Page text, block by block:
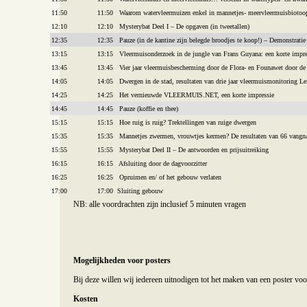
11:50
11:50 Waarom watervleermuizen enkel in mannetjes-
12:10
12:10 Mysterybat Deel I – De opgaven (in tweetallen)
12:35
12:35 Pauze (in de kantine zijn belegde broodjes te koop!) –
13:15
13:15 Vleermuisonderzoek in de jungle van Frans Guyana: een korte
13:45
13:45 Vier jaar vleermuisbescherming door de Flora- en Founawet door de
14:05
14:05 Dwergen in de stad, resultaten van drie jaar vleermuismonitoring
14:25
14:25 Het vernieuwde VLEERMUIS.NET, een korte impressie
14:45
14:45 Pauze (koffie en thee)
15:15
15:15 Hoe ruig is ruig? Trektellingen van ruige dwergen
15:35
15:35 Mannetjes zwermen, vrouwtjes kermen? De resultaten van 66
15:55
15:55 Mysterybat Deel II – De antwoorden en prijsuitreiking
16:15
16:15 Afsluiting door de dagvoorzitter
16:25
16:25 Opruimen en/ of het gebouw verlaten
17:00
17:00 Sluiting gebouw
NB: alle voordrachten zijn inclusief 5 minuten vragen
Mogelijkheden voor posters
Bij deze willen wij iedereen uitnodigen tot het maken van een poster
Kosten